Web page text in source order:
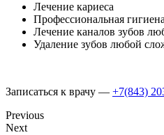
Лечение кариеса
Профессиональная
Лечение каналов зубов
Удаление зубов любой
Записаться к врачу — +7(843)
Previous
Next